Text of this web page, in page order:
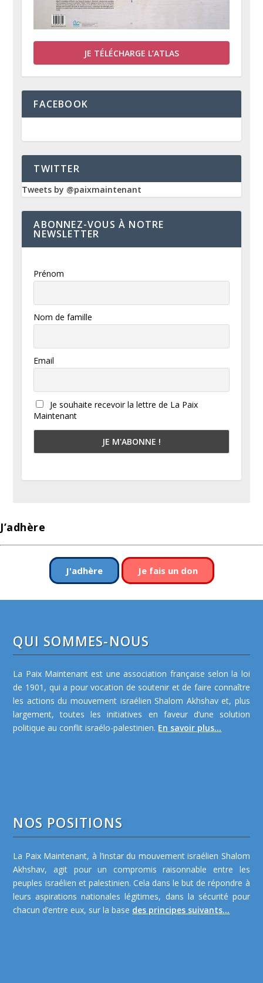
JE TÉLÉCHARGE L’ATLAS
FACEBOOK
TWITTER
Tweets by @paixmaintenant
ABONNEZ-VOUS À NOTRE
NEWSLETTER
Prénom
Nom de famille
Email
Je souhaite recevoir la lettre de La Paix
Maintenant
J’adhère
J'adhère Je fais un don
QUI SOMMES-NOUS
La Paix Maintenant est une association française selon la loi
de 1901, qui a pour vocation de soutenir et de faire connaître
les actions du mouvement israélien Shalom Akhshav et, plus
largement, toutes les initiatives en faveur d’une solution
politique au conflit israélo-palestinien. En savoir plus...
NOS POSITIONS
La Paix Maintenant, à l’instar du mouvement israélien Shalom
Akhshav, agit pour un compromis raisonnable entre les
peuples israélien et palestinien. Cela dans le but de répondre à
leurs aspirations nationales légitimes, dans la sécurité pour
chacun d’entre eux, sur la base des principes suivants...